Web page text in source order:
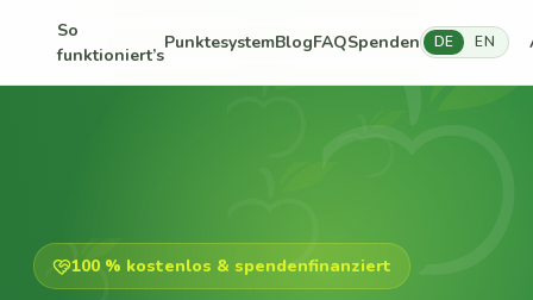
So
funktioniert’s
PunktesystemBlogFAQSpenden DE EN
100 % kostenlos & spendenfinanziert